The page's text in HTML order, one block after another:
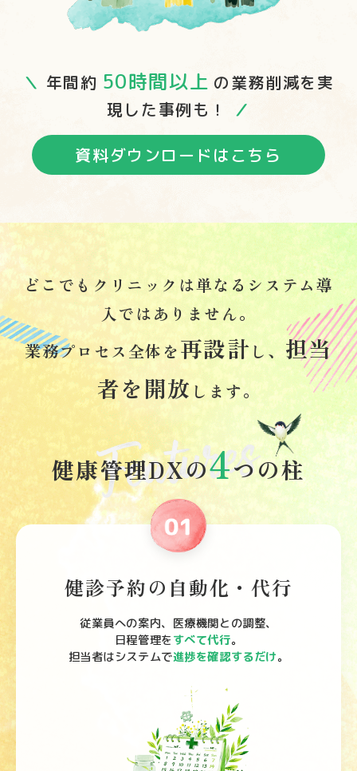
＼ 年間約 50時間以上 の業務削減を実
現した事例も！
／
資料ダウンロードはこちら
どこでもクリニックは単なるシステム導
入ではありません。
業務プロセス全体を再設計し、 担当
者を開放します。
健康管理DXの4つの柱
健診予約の自動化・代行
従業員への案内、医療機関との調整、
日程管理を すべて代行。
担当者はシステムで進捗を確認するだけ。